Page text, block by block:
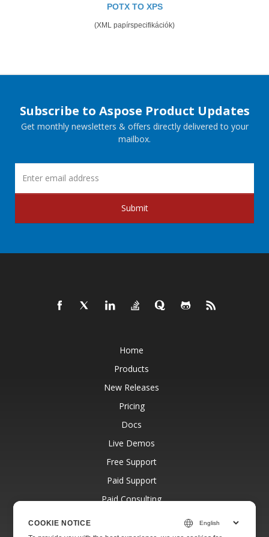
POTX TO XPS
(XML papírspecifikációk)
Subscribe to Aspose Product Updates
Get monthly newsletters & offers directly delivered to your
mailbox.
Submit
Home
Products
New Releases
Pricing
Docs
Live Demos
Free Support
Paid Support
Paid Consulting
COOKIE NOTICE